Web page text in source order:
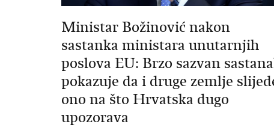
Ministar Božinović nakon
sastanka ministara unutarnjih
poslova EU: Brzo sazvan
pokazuje da i druge zemlje
ono na što Hrvatska dugo
upozorava